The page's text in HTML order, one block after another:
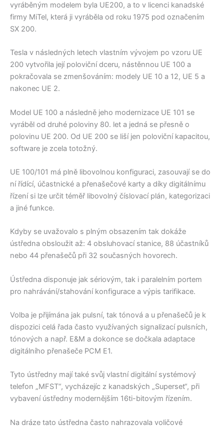
vyráběným modelem byla UE200, a to v licenci kanadské
firmy MiTel, která ji vyráběla od roku 1975 pod označením
SX 200.
Tesla v následných letech vlastním vývojem po vzoru UE
200 vytvořila její poloviční dceru, nástěnnou UE 100 a
pokračovala se zmenšováním: modely UE 10 a 12, UE 5 a
nakonec UE 2.
Model UE 100 a následně jeho modernizace UE 101 se
vyráběl od druhé poloviny 80. let a jedná se přesně o
polovinu UE 200. Od UE 200 se liší jen poloviční kapacitou,
software je zcela totožný.
UE 100/101 má plně libovolnou konfiguraci, zasouvají se do
ní řídící, účastnické a přenašečové karty a díky digitálnímu
řízení si lze určit téměř libovolný číslovací plán, kategorizaci
a jiné funkce.
Kdyby se uvažovalo s plným obsazením tak dokáže
ústředna obsloužit až: 4 obsluhovací stanice, 88 účastníků
nebo 44 přenašečů při 32 současných hovorech.
Ústředna disponuje jak sériovým, tak i paralelním portem
pro nahrávání/stahování konfigurace a výpis tarifikace.
Volba je přijímána jak pulsní, tak tónová a u přenašečů je k
dispozici celá řada často využívaných signalizací pulsních,
tónových a např. E&M a dokonce se dočkala adaptace
digitálního přenašeče PCM E1.
Tyto ústředny mají také svůj vlastní digitální systémový
telefon „MFST“, vycházejíc z kanadských „Superset“, při
vybavení ústředny modernějším 16ti-bitovým řízením.
Na dráze tato ústředna často nahrazovala voličové